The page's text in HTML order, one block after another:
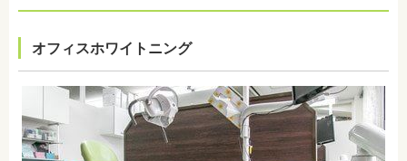
オフィスホワイトニング